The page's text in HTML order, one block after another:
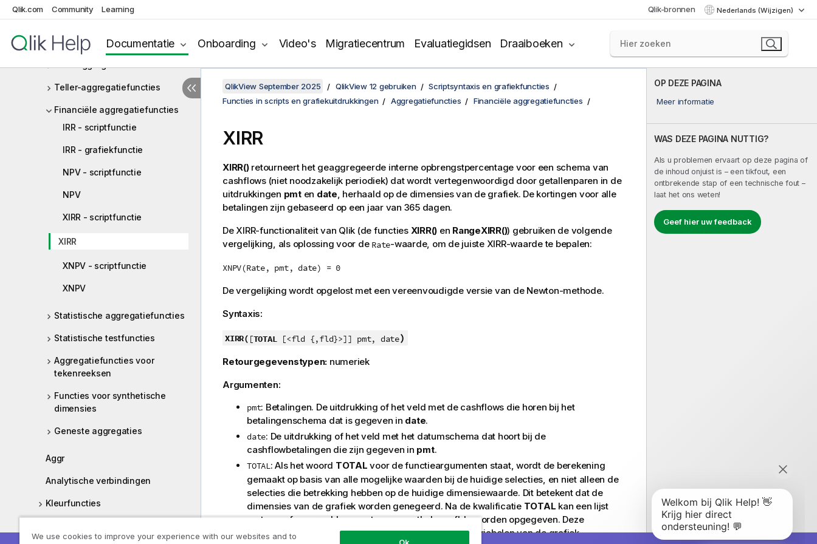
Qlik.com Community Learning Qlik-bronnen Nederlands (Wijzigen)
Documentatie Onboarding Video's Migratiecentrum Evaluatiegidsen Draaiboeken
Functies in scripts en
Aggregatiefuncties
Teller-aggregatiefuncties
Financiële aggregatiefuncties
IRR - scriptfunctie
IRR - grafiekfunctie
NPV - scriptfunctie
NPV
XIRR - scriptfunctie
XIRR
XNPV - scriptfunctie
XNPV
Statistische aggregatiefuncties
Statistische testfuncties
Aggregatiefuncties voor
tekenreeksen
Functies voor synthetische
dimensies
Geneste aggregaties
Aggr
Analytische verbindingen
Kleurfuncties
OP DEZE PAGINA
Meer informatie
WAS DEZE PAGINA NUTTIG?
Als u problemen ervaart op deze pagina of
de inhoud onjuist is – een tikfout, een
ontbrekende stap of een technische fout –
laat het ons weten!
Geef hier uw feedback
QlikView September 2025 QlikView 12 gebruiken
Scriptsyntaxis en grafiekfuncties
Functies in scripts en grafiekuitdrukkingen
Aggregatiefuncties Financiële aggregatiefuncties
XIRR
XIRR()retourneert het geaggregeerde interne opbrengstpercentage voor een schema van
cashflows (niet noodzakelijk periodiek) dat wordt vertegenwoordigd door getallenparen in de
uitdrukkingen pmten date, herhaald op de dimensies van de grafiek. De kortingen voor alle
betalingen zijn gebaseerd op een jaar van 365 dagen.
De XIRR-functionaliteit van Qlik (de functies XIRR() en RangeXIRR()) gebruiken de volgende
vergelijking, als oplossing voor de Rate-waarde, om de juiste XIRR-waarde te bepalen:
XNPV(Rate, pmt, date) = 0
De vergelijking wordt opgelost met een vereenvoudigde versie van de Newton-methode.
Syntaxis:
XIRR( [TOTAL [<fld {,fld}>]] pmt, date)
Retourgegevenstypen: numeriek
Argumenten:
pmt: Betalingen. De uitdrukking of het veld met de cashflows die horen bij het
betalingenschema dat is gegeven in date.
date: De uitdrukking of het veld met het datumschema dat hoort bij de
cashflowbetalingen die zijn gegeven in pmt.
TOTAL: Als het woord TOTAL voor de functieargumenten staat, wordt de berekening
gemaakt op basis van alle mogelijke waarden bij de huidige selecties, en niet alleen de
selecties die betrekking hebben op de huidige dimensiewaarde. Dit betekent dat de
dimensies van de grafiek worden genegeerd. Na de kwalificatie TOTAL kan een lijst
met een of meer veldnamen tussen punthaken<fld>worden opgegeven. Deze
veldnamen moeten een subset zijn van de dimensievariabelen van de grafiek.
We use cookies to improve your experience with our websites and to